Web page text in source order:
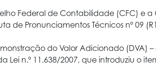
Federal de Contabilidade (CFC) e a
de Pronunciamentos Técnicos nº 09
do Valor Adicionado (DVA)
n.º 11.638/2007, que introduziu o